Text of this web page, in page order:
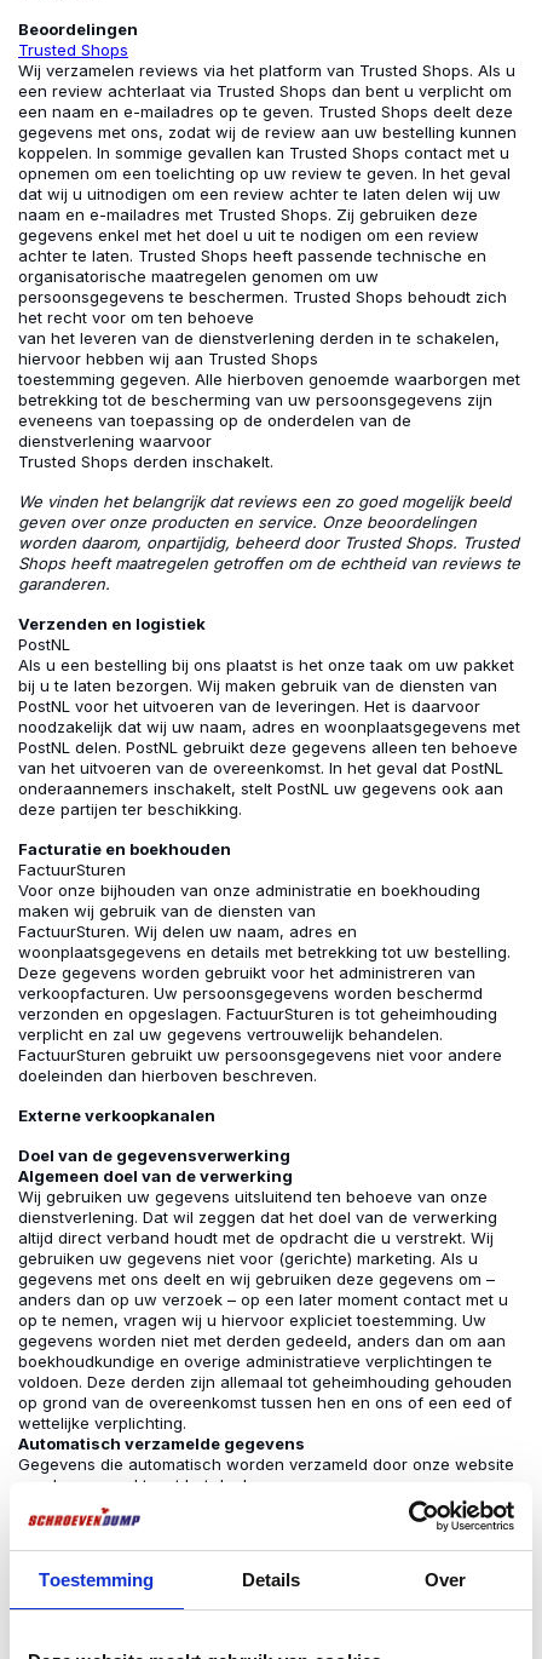
Toestemming Details Over
Beoordelingen
Trusted Shops
Wij verzamelen reviews via het platform van Trusted Shops. Als u
een review achterlaat via Trusted Shops dan bent u verplicht om
een naam en e-mailadres op te geven. Trusted Shops deelt deze
gegevens met ons, zodat wij de review aan uw bestelling kunnen
koppelen. In sommige gevallen kan Trusted Shops contact met u
opnemen om een toelichting op uw review te geven. In het geval
dat wij u uitnodigen om een review achter te laten delen wij uw
naam en e-mailadres met Trusted Shops. Zij gebruiken deze
gegevens enkel met het doel u uit te nodigen om een review
achter te laten. Trusted Shops heeft passende technische en
organisatorische maatregelen genomen om uw
persoonsgegevens te beschermen. Trusted Shops behoudt zich
het recht voor om ten behoeve
van het leveren van de dienstverlening derden in te schakelen,
hiervoor hebben wij aan Trusted Shops
toestemming gegeven. Alle hierboven genoemde waarborgen met
betrekking tot de bescherming van uw persoonsgegevens zijn
eveneens van toepassing op de onderdelen van de
dienstverlening waarvoor
Trusted Shops derden inschakelt.
We vinden het belangrijk dat reviews een zo goed mogelijk beeld
geven over onze producten en service. Onze beoordelingen
worden daarom, onpartijdig, beheerd door Trusted Shops. Trusted
Shopsheeft maatregelen getroffen om de echtheid van reviews te
garanderen.
Verzenden en logistiek
PostNL
Als u een bestelling bij ons plaatst is het onze taak om uw pakket
bij u te laten bezorgen. Wij maken gebruik van de diensten van
PostNL voor het uitvoeren van de leveringen. Het is daarvoor
noodzakelijk dat wij uw naam, adres en woonplaatsgegevens met
PostNL delen. PostNL gebruikt deze gegevens alleen ten behoeve
van het uitvoeren van de overeenkomst. In het geval dat PostNL
onderaannemers inschakelt, stelt PostNL uw gegevens ook aan
deze partijen ter beschikking.
Facturatie en boekhouden
FactuurSturen
Voor onze bijhouden van onze administratie en boekhouding
maken wij gebruik van de diensten van
FactuurSturen. Wij delen uw naam, adres en
woonplaatsgegevens en details met betrekking tot uw bestelling.
Deze gegevens worden gebruikt voor het administreren van
verkoopfacturen. Uw persoonsgegevens worden beschermd
verzonden en opgeslagen. FactuurSturen is tot geheimhouding
verplicht en zal uw gegevens vertrouwelijk behandelen.
FactuurSturen gebruikt uw persoonsgegevens niet voor andere
doeleinden dan hierboven beschreven.
Externe verkoopkanalen
Doel van de gegevensverwerking
Algemeen doel van de verwerking
Wij gebruiken uw gegevens uitsluitend ten behoeve van onze
dienstverlening. Dat wil zeggen dat het doel van de verwerking
altijd direct verband houdt met de opdracht die u verstrekt. Wij
gebruiken uw gegevens niet voor (gerichte) marketing. Als u
gegevens met ons deelt en wij gebruiken deze gegevens om –
anders dan op uw verzoek – op een later moment contact met u
op te nemen, vragen wij u hiervoor expliciet toestemming. Uw
gegevens worden niet met derden gedeeld, anders dan om aan
boekhoudkundige en overige administratieve verplichtingen te
voldoen. Deze derden zijn allemaal tot geheimhouding gehouden
op grond van de overeenkomst tussen hen en ons of een eed of
wettelijke verplichting.
Automatisch verzamelde gegevens
Gegevens die automatisch worden verzameld door onze website
worden verwerkt met het doel onze
dienstverlening verder te verbeteren. Deze gegevens
(bijvoorbeeld uw IP-adres, webbrowser en
besturingssysteem) zijn geen persoonsgegevens.
In voorkomende gevallen kan schroevendump op grond van een
wettelijke verplichting worden gehouden tot het delen van uw